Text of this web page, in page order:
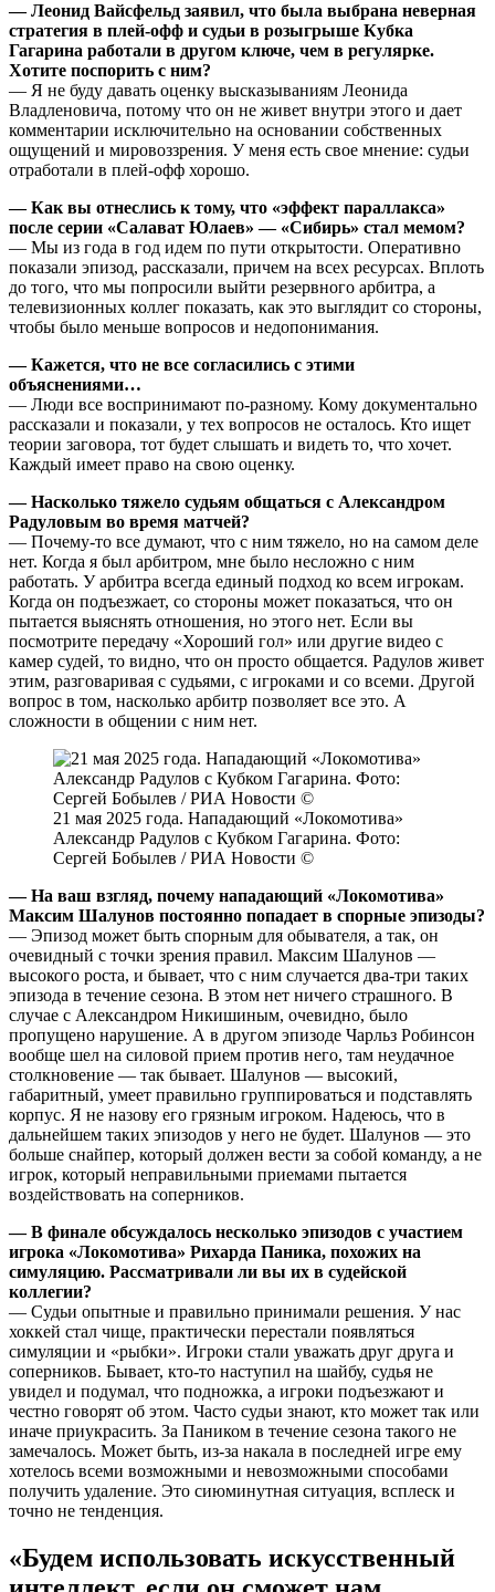
— Леонид Вайсфельд заявил, что была выбрана неверная
стратегия в плей-офф и судьи в розыгрыше Кубка
Гагарина работали в другом ключе, чем в регулярке.
Хотите поспорить с ним?
— Я не буду давать оценку высказываниям Леонида
Владленовича, потому что он не живет внутри этого и дает
комментарии исключительно на основании собственных
ощущений и мировоззрения. У меня есть свое мнение: судьи
отработали в плей-офф хорошо.
— Как вы отнеслись к тому, что «эффект параллакса»
после серии «Салават Юлаев» — «Сибирь» стал мемом?
— Мы из года в год идем по пути открытости. Оперативно
показали эпизод, рассказали, причем на всех ресурсах. Вплоть
до того, что мы попросили выйти резервного арбитра, а
телевизионных коллег показать, как это выглядит со стороны,
чтобы было меньше вопросов и недопонимания.
— Кажется, что не все согласились с этими
объяснениями…
— Люди все воспринимают по-разному. Кому документально
рассказали и показали, у тех вопросов не осталось. Кто ищет
теории заговора, тот будет слышать и видеть то, что хочет.
Каждый имеет право на свою оценку.
— Насколько тяжело судьям общаться с Александром
Радуловым во время матчей?
— Почему-то все думают, что с ним тяжело, но на самом деле
нет. Когда я был арбитром, мне было несложно с ним
работать. У арбитра всегда единый подход ко всем игрокам.
Когда он подъезжает, со стороны может показаться, что он
пытается выяснять отношения, но этого нет. Если вы
посмотрите передачу «Хороший гол» или другие видео с
камер судей, то видно, что он просто общается. Радулов живет
этим, разговаривая с судьями, с игроками и со всеми. Другой
вопрос в том, насколько арбитр позволяет все это. А
сложности в общении с ним нет.
21 мая 2025 года. Нападающий «Локомотива»
Александр Радулов с Кубком Гагарина. Фото:
Сергей Бобылев / РИА Новости ©
— На ваш взгляд, почему нападающий «Локомотива»
Максим Шалунов постоянно попадает в спорные эпизоды?
— Эпизод может быть спорным для обывателя, а так, он
очевидный с точки зрения правил. Максим Шалунов —
высокого роста, и бывает, что с ним случается два-три таких
эпизода в течение сезона. В этом нет ничего страшного. В
случае с Александром Никишиным, очевидно, было
пропущено нарушение. А в другом эпизоде Чарльз Робинсон
вообще шел на силовой прием против него, там неудачное
столкновение — так бывает. Шалунов — высокий,
габаритный, умеет правильно группироваться и подставлять
корпус. Я не назову его грязным игроком. Надеюсь, что в
дальнейшем таких эпизодов у него не будет. Шалунов — это
больше снайпер, который должен вести за собой команду, а не
игрок, который неправильными приемами пытается
воздействовать на соперников.
— В финале обсуждалось несколько эпизодов с участием
игрока «Локомотива» Рихарда Паника, похожих на
симуляцию. Рассматривали ли вы их в судейской
коллегии?
— Судьи опытные и правильно принимали решения. У нас
хоккей стал чище, практически перестали появляться
симуляции и «рыбки». Игроки стали уважать друг друга и
соперников. Бывает, кто-то наступил на шайбу, судья не
увидел и подумал, что подножка, а игроки подъезжают и
честно говорят об этом. Часто судьи знают, кто может так или
иначе приукрасить. За Паником в течение сезона такого не
замечалось. Может быть, из-за накала в последней игре ему
хотелось всеми возможными и невозможными способами
получить удаление. Это сиюминутная ситуация, всплеск и
точно не тенденция.
«Будем использовать искусственный